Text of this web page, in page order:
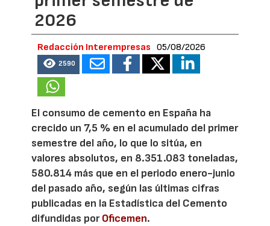
2026
Redacción Interempresas 05/08/2026
2590
El consumo de cemento en España ha
crecido un 7,5 % en el acumulado del primer
semestre del año, lo que lo sitúa, en
valores absolutos, en 8.351.083 toneladas,
580.814 más que en el periodo enero-junio
del pasado año, según las últimas cifras
publicadas en la Estadística del Cemento
difundidas porOficemen.